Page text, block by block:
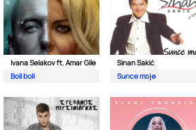
Ivana Selakov ft. Amar Gile
Boli boli
Sinan Sakić
Sunce moje